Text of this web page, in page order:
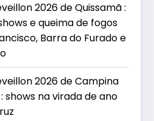
2026 de Quissamã :
e queima de fogos
Barra do Furado e
2026 de Campina
shows na virada de ano